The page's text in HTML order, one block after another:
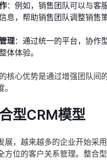
：例如，销售团队可以与客
息，帮助销售团队调整销售策
理：通过统一的平台，协作
体体验。
核心优势是通过增强团队间
型CRM模型
展，越来越多的企业开始采
方位的客户关系管理。整合